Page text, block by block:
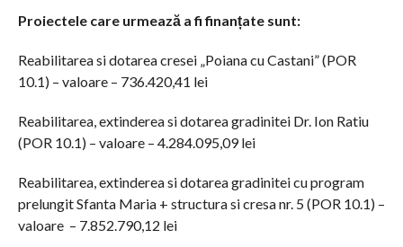
Proiectele care urmează a fi finanțate sunt:
Reabilitarea si dotarea cresei „Poiana cu Castani” (POR
10.1) – valoare – 736.420,41 lei
Reabilitarea, extinderea si dotarea gradinitei Dr. Ion Ratiu
(POR 10.1) – valoare – 4.284.095,09 lei
Reabilitarea, extinderea si dotarea gradinitei cu program
prelungit Sfanta Maria + structura si cresa nr. 5 (POR 10.1) –
valoare – 7.852.790,12 lei